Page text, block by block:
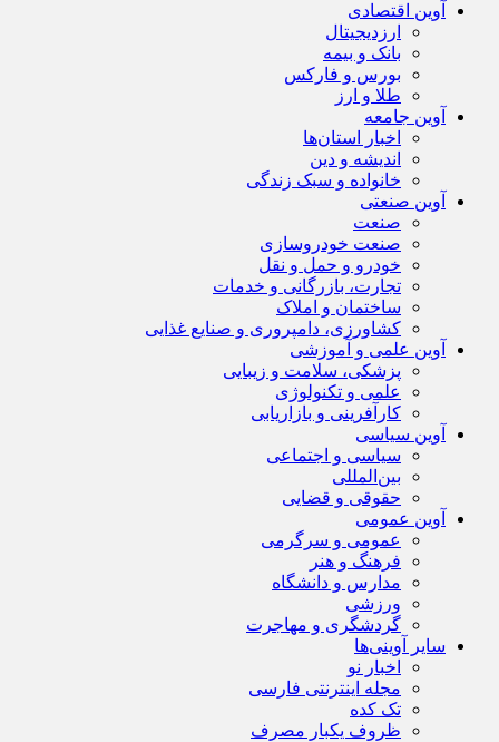
آوین اقتصادی
ارزدیجیتال
بانک و بیمه
بورس و فارکس
طلا و ارز
آوین جامعه
اخبار استان‌ها
اندیشه و دین
خانواده و سبک زندگی
آوین صنعتی
صنعت
صنعت خودروسازی
خودرو و حمل و نقل
تجارت، بازرگانی و خدمات
ساختمان و املاک
کشاورزی، دامپروری و صنایع غذایی
آوین علمی و آموزشی
پزشکی، سلامت و زیبایی
علمی و تکنولوژی
کارآفرینی و بازاریابی
آوین سیاسی
سیاسی و اجتماعی
بین‌المللی
حقوقی و قضایی
آوین عمومی
عمومی و سرگرمی
فرهنگ و هنر
مدارس و دانشگاه
ورزشی
گردشگری و مهاجرت
سایر آوینی‌ها
اخبار نو
مجله اینترنتی فارسی
تک کده
ظروف یکبار مصرف